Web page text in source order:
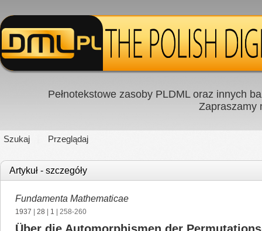
Pełnotekstowe zasoby PLDML oraz innych
Zapraszamy
Szukaj Przeglądaj
Artykuł - szczegóły
Fundamenta Mathematicae
1937 28 1 | 258-260